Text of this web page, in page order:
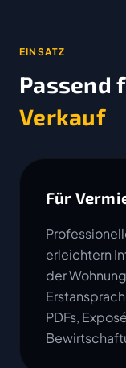
EINSATZ
Passend
Verkauf
Für
erleichtern
der
PDFs,